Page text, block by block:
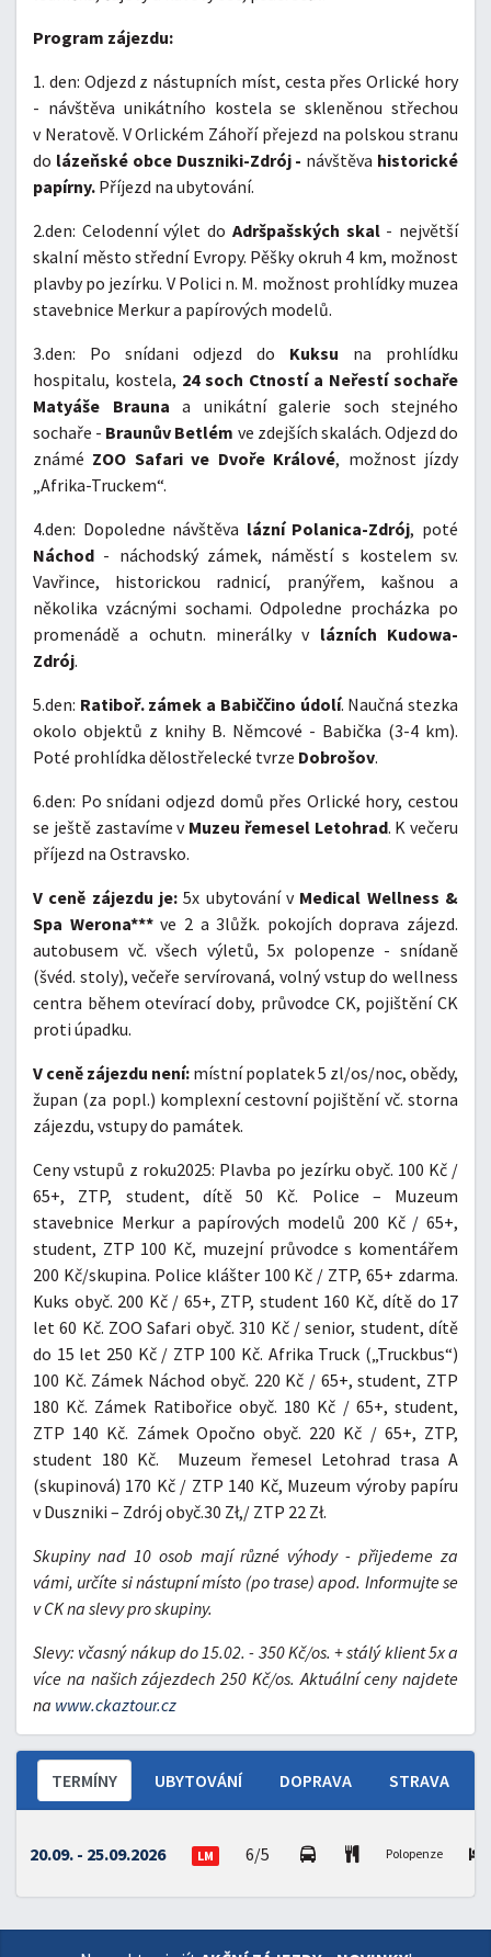
Program zájezdu:
1. den: Odjezd z nástupních míst, cesta přes Orlické hory
- návštěva unikátního kostela se skleněnou střechou
v Neratově. V Orlickém Záhoří přejezd na polskou stranu
do lázeňské obce Duszniki-Zdrój - návštěva historické
papírny. Příjezd na ubytování.
2.den: Celodenní výlet do Adršpašských skal- největší
skalní město střední Evropy. Pěšky okruh 4 km, možnost
plavby po jezírku. V Polici n. M. možnost prohlídky muzea
stavebnice Merkur a papírových modelů.
3.den: Po snídani odjezd do Kuksu na prohlídku
hospitalu, kostela, 24 soch Ctností a Neřestí sochaře
Matyáše Brauna a unikátní galerie soch stejného
sochaře - Braunův Betlém ve zdejších skalách. Odjezd do
známé ZOO Safari ve Dvoře Králové, možnost jízdy
„Afrika-Truckem“.
4.den: Dopoledne návštěva lázní Polanica-Zdrój, poté
Náchod - náchodský zámek, náměstí s kostelem sv.
Vavřince, historickou radnicí, pranýřem, kašnou a
několika vzácnými sochami. Odpoledne procházka po
promenádě a ochutn. minerálky v lázních Kudowa-
Zdrój.
5.den: Ratiboř. zámek a Babiččino údolí. Naučná stezka
okolo objektů z knihy B. Němcové - Babička (3-4 km).
Poté prohlídka dělostřelecké tvrze Dobrošov.
6.den: Po snídani odjezd domů přes Orlické hory, cestou
se ještě zastavíme v Muzeu řemesel Letohrad. K večeru
příjezd na Ostravsko.
V ceně zájezdu je: 5x ubytování v Medical Wellness &
Spa Werona***ve 2 a 3lůžk. pokojích doprava zájezd.
autobusem vč. všech výletů, 5x polopenze - snídaně
(švéd. stoly), večeře servírovaná, volný vstup do wellness
centra během otevírací doby, průvodce CK, pojištění CK
proti úpadku.
V ceně zájezdu není: místní poplatek 5 zl/os/noc, obědy,
župan (za popl.) komplexní cestovní pojištění vč. storna
zájezdu, vstupy do památek.
Ceny vstupů z roku2025: Plavba po jezírku obyč. 100 Kč /
65+, ZTP, student, dítě 50 Kč. Police – Muzeum
stavebnice Merkur a papírových modelů 200 Kč / 65+,
student, ZTP 100 Kč, muzejní průvodce s komentářem
200 Kč/skupina. Police klášter 100 Kč / ZTP, 65+ zdarma.
Kuks obyč. 200 Kč / 65+, ZTP, student 160 Kč, dítě do 17
let 60 Kč. ZOO Safari obyč. 310 Kč / senior, student, dítě
do 15 let 250 Kč / ZTP 100 Kč. Afrika Truck („Truckbus“)
100 Kč. Zámek Náchod obyč. 220 Kč / 65+, student, ZTP
180 Kč. Zámek Ratibořice obyč. 180 Kč / 65+, student,
ZTP 140 Kč. Zámek Opočno obyč. 220 Kč / 65+, ZTP,
student 180 Kč. Muzeum řemesel Letohrad trasa A
(skupinová) 170 Kč / ZTP 140 Kč, Muzeum výroby papíru
v Duszniki – Zdrój obyč.30 Zł,/ ZTP 22 Zł.
Skupiny nad 10 osob mají různé výhody - přijedeme za
vámi, určíte si nástupní místo (po trase) apod. Informujte se
v CK na slevy pro skupiny.
Slevy: včasný nákup do 15.02. - 350 Kč/os. + stálý klient 5x a
více na našich zájezdech 250 Kč/os. Aktuální ceny najdete
na www.ckaztour.cz
TERMÍNY UBYTOVÁNÍ DOPRAVA STRAVA
20.09. - 25.09.2026 LM 6/5 Polopenze